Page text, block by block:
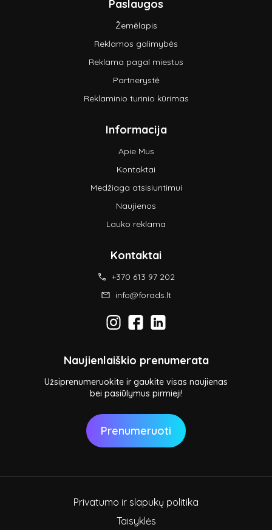
Paslaugos
Žemėlapis
Reklamos galimybės
Reklama pagal miestus
Partnerystė
Reklaminio turinio kūrimas
Informacija
Apie Mus
Kontaktai
Medžiaga atsisiuntimui
Naujienos
Lauko reklama
Kontaktai
+370 613 97 202
info@forads.lt
Naujienlaiškio prenumerata
Užsiprenumeruokite ir gaukite visas naujienas
bei pasiūlymus pirmieji!
Prenumeruoti
Privatumo ir slapukų politika
Taisyklės